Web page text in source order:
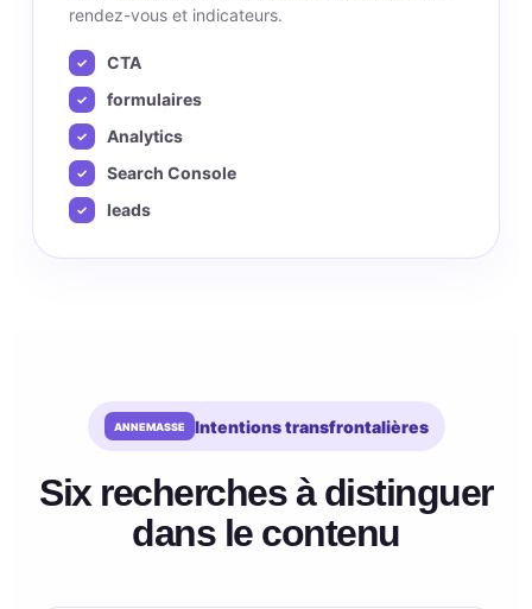
rendez-vous et indicateurs.
CTA
formulaires
Analytics
Search Console
leads
Intentions transfrontalières
Six recherches à distinguer
dans le contenu